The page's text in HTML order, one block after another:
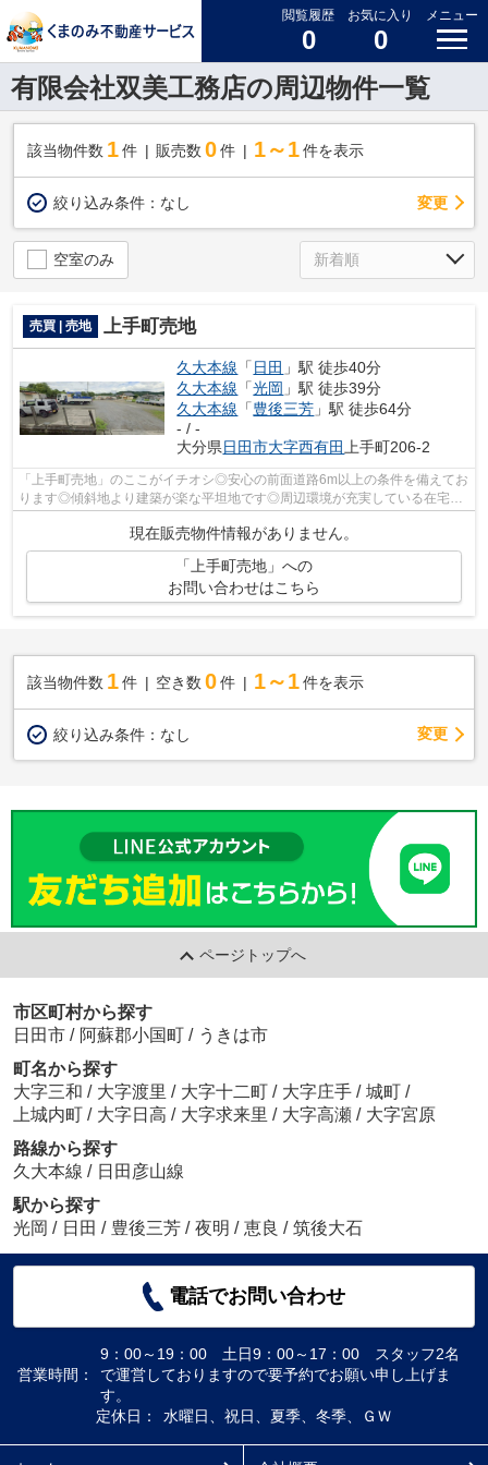
閲覧履歴
0
お気に入り
0
メニュー
有限会社双美工務店の周辺物件一覧
該当物件数 1件 販売数 0 件 1～1 件を表示
絞り込み条件： なし 変更
空室のみ
売買 | 売地 上手町売地
久大本線 「 日田 」駅 徒歩40分
久大本線 「光岡 」駅 徒歩39分
久大本線 「豊後三芳 」駅 徒歩64分
- / -
大分県日田市大字西有田上手町206-2
「上手町売地」のここがイチオシ◎安心の前面道路6m以上の条件を備えてお
ります◎傾斜地より建築が楽な平坦地です◎周辺環境が充実している在宅用
地です◎不動産をお探しの際に、知らない...
現在販売物件情報がありません。
「上手町売地」への
お問い合わせはこちら
該当物件数 1件 空き数 0 件 1～1 件を表示
絞り込み条件： なし 変更
ページトップへ
市区町村から探す
日田市 / 阿蘇郡小国町 / うきは市
町名から探す
大字三和 / 大字渡里 / 大字十二町 / 大字庄手 / 城町 /
上城内町 / 大字日高 / 大字求来里 / 大字高瀬 / 大字宮原
路線から探す
久大本線 / 日田彦山線
駅から探す
光岡 / 日田 / 豊後三芳 / 夜明 / 恵良 / 筑後大石
電話でお問い合わせ
営業時間：
9：00～19：00 土日9：00～17：00 スタッフ2名
で運営しておりますので要予約でお願い申し上げま
す。
定休日：
水曜日、祝日、夏季、冬季、ＧＷ